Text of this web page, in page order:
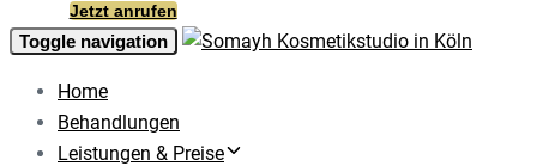
Jetzt anrufen
Toggle navigation
Home
Behandlungen
Leistungen & Preise